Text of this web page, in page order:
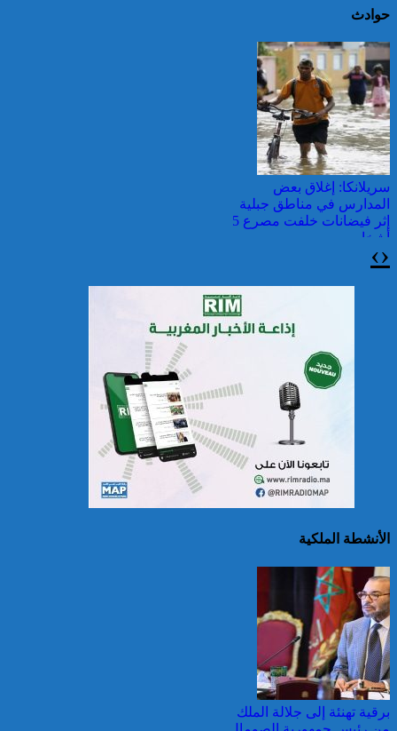
حوادث
سريلانكا: إغلاق بعض
المدارس في مناطق جبلية
إثر فيضانات خلفت مصرع 5
أشخاص
الصين تصدر إنذارين
لمواجهة العواصف المطيرة
وطقس شديد الحمل
اليونان: فرق الإطفاء تواصل
مكافحة حريق في شمال
غرب أثينا
‹
›
الأنشطة الملكية
برقية تهنئة إلى جلالة الملك